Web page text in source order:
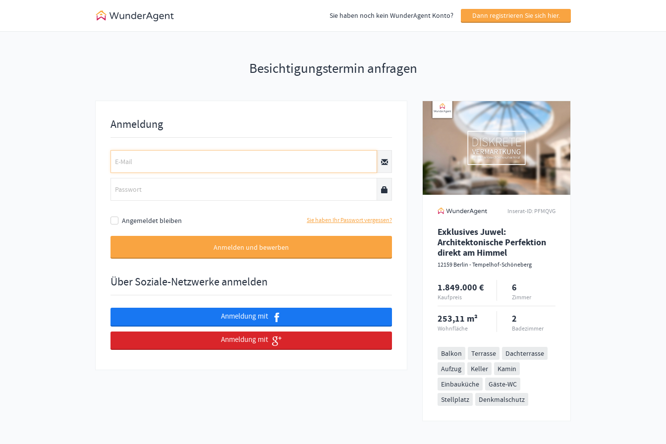
Sie haben noch kein WunderAgent Konto? Dann registrieren Sie sich hier.
Besichtigungstermin anfragen
Anmeldung
Angemeldet bleiben Sie haben Ihr Passwort vergessen?
Anmelden und bewerben
Über Soziale-Netzwerke anmelden
Anmeldung mit
Anmeldung mit
Inserat-ID PFMQVG
Exklusives Juwel:
Architektonische Perfektion
direkt am Himmel
12159 Berlin - Tempelhof-Schöneberg
1.849.000 €
Kaufpreis
6
Zimmer
253,11 m²
Wohnfläche
2
Badezimmer
Balkon Terrasse
Dachterrasse
Aufzug
Keller
Kamin
Einbauküche
Gäste-WC
Stellplatz
Denkmalschutz